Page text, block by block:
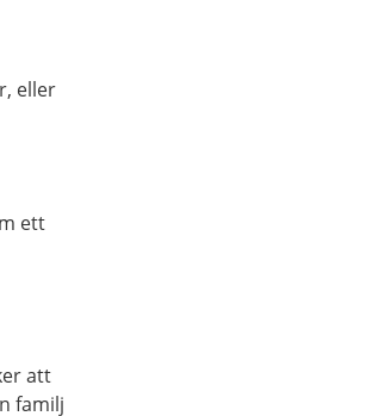
eller
ett
att
familj